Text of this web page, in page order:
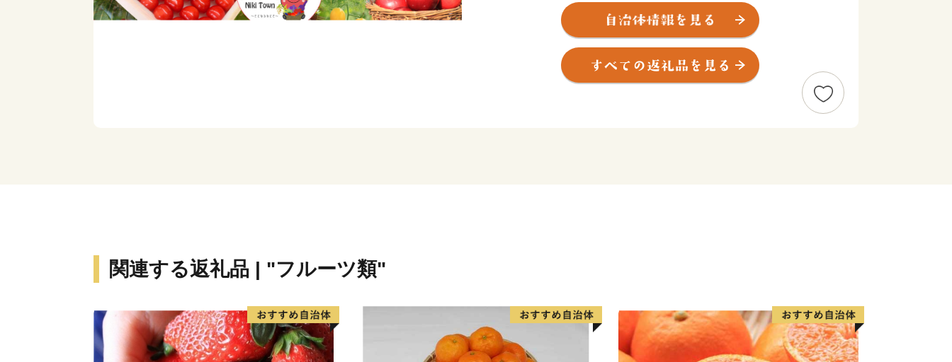
北海道有数の果物の産地であり、独自の「YES！clean」制度のも
と、減農薬・減化学肥料による安心安全な栽培を徹底しています。
品評会で最優秀賞に輝いた北海道一のさくらんぼをはじめ、糖度
17度以上を誇る大粒のブランドシャインマスカット「La・La・
関連する返礼品 | "フルーツ類"